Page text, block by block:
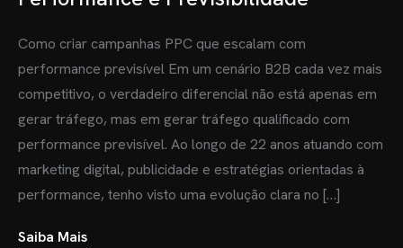
Como criar campanhas PPC que escalam com
performance previsível Em um cenário B2B cada vez mais
competitivo, o verdadeiro diferencial não está apenas em
gerar tráfego, mas em gerar tráfego qualificado com
performance previsível. Ao longo de 22 anos atuando com
marketing digital, publicidade e estratégias orientadas à
performance, tenho visto uma evolução clara no […]
Saiba Mais